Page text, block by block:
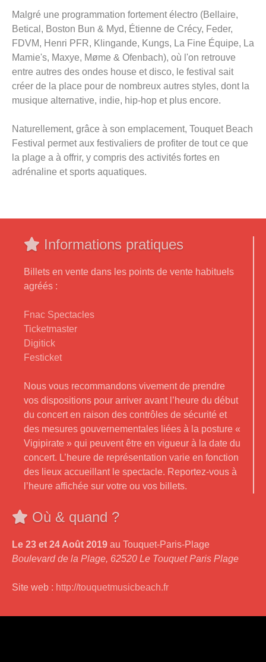
Malgré une programmation fortement électro (Bellaire,
Betical, Boston Bun & Myd, Étienne de Crécy, Feder,
FDVM, Henri PFR, Klingande, Kungs, La Fine Équipe, La
Mamie's, Maxye, Møme & Ofenbach), où l'on retrouve
entre autres des ondes house et disco, le festival sait
créer de la place pour de nombreux autres styles, dont la
musique alternative, indie, hip-hop et plus encore.
Naturellement, grâce à son emplacement, Touquet Beach
Festival permet aux festivaliers de profiter de tout ce que
la plage a à offrir, y compris des activités fortes en
adrénaline et sports aquatiques.
Informations pratiques
Billets en vente dans les points de vente habituels
agréés :
Fnac Spectacles
Ticketmaster
Digitick
Festicket
Nous vous recommandons vivement de prendre
vos dispositions pour arriver avant l’heure du début
du concert en raison des contrôles de sécurité et
des mesures gouvernementales liées à la posture «
Vigipirate » qui peuvent être en vigueur à la date du
concert. L’heure de représentation varie en fonction
des lieux accueillant le spectacle. Reportez-vous à
l’heure affichée sur votre ou vos billets.
Où & quand ?
Le 23 et 24 Août 2019 au Touquet-Paris-Plage
Boulevard de la Plage, 62520 Le Touquet Paris Plage
Site web : http://touquetmusicbeach.fr